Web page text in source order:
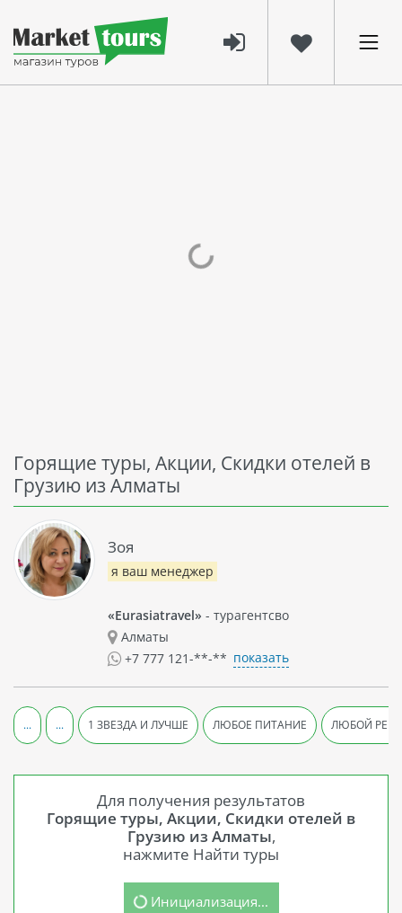
Горящие туры, Акции, Скидки отелей в
Грузию из Алматы
Для получения результатов
Горящие туры, Акции, Скидки отелей в
Грузию из Алматы,
нажмите Найти туры
Инициализация...
Зоя
я ваш менеджер
«Eurasiatravel» - турагентсво
Алматы
+7 777 121-**-** показать
... ... 1 ЗВЕЗДА И ЛУЧШЕ ЛЮБОЕ ПИТАНИЕ ЛЮБОЙ